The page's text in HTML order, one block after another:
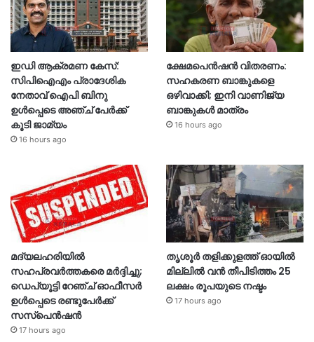
ഇഡി ആക്രമണ കേസ്:
സിപിഐഎം പ്രാദേശിക
നേതാവ് ഐപി ബിനു
ഉൾപ്പെടെ അഞ്ച് പേർക്ക്
കൂടി ജാമ്യം
16 hours ago
ക്ഷേമപെൻഷൻ വിതരണം:
സഹകരണ ബാങ്കുകളെ
ഒഴിവാക്കി; ഇനി വാണിജ്യ
ബാങ്കുകൾ മാത്രം
16 hours ago
മദ്യലഹരിയിൽ
സഹപ്രവർത്തകരെ മർദ്ദിച്ചു;
ഡെപ്യൂട്ടി റേഞ്ച് ഓഫീസർ
ഉൾപ്പെടെ രണ്ടുപേർക്ക്
സസ്‌പെൻഷൻ
17 hours ago
തൃശൂര്‍ തളിക്കുളത്ത് ഓയില്‍
മില്ലില്‍ വൻ തീപിടിത്തം 25
ലക്ഷം രൂപയുടെ നഷ്ടം
17 hours ago